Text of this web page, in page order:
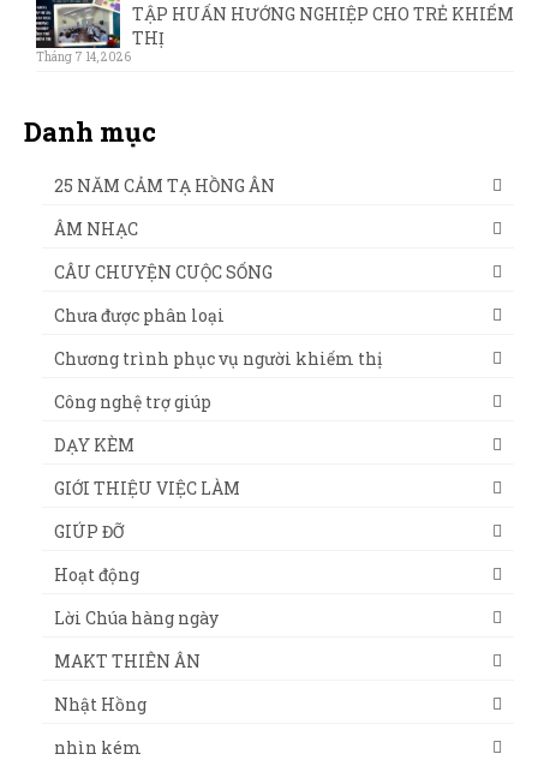
TẬP HUẤN HƯỚNG NGHIỆP CHO TRẺ KHIẾM
THỊ
Tháng 7 14, 2026
Danh mục
25 NĂM CẢM TẠ HỒNG ÂN
ÂM NHẠC
CÂU CHUYỆN CUỘC SỐNG
Chưa được phân loại
Chương trình phục vụ người khiếm thị
Công nghệ trợ giúp
DẠY KÈM
GIỚI THIỆU VIỆC LÀM
GIÚP ĐỠ
Hoạt động
Lời Chúa hàng ngày
MAKT THIÊN ÂN
Nhật Hồng
nhìn kém